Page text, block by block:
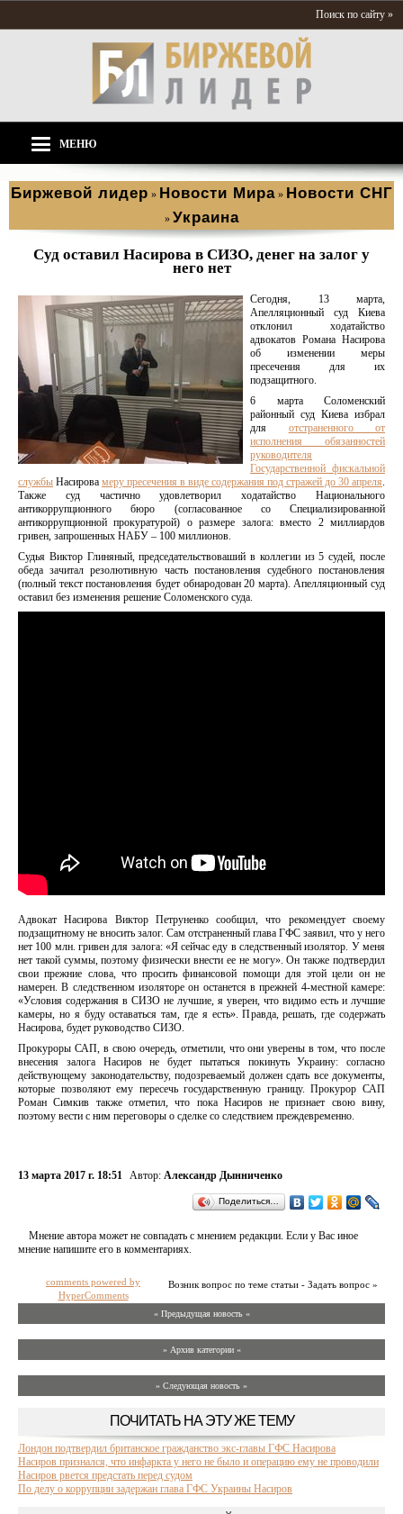
Поиск по сайту »
МЕНЮ
Биржевой лидер » Новости Мира » Новости СНГ
» Украина
Суд оставил Насирова в СИЗО, денег на залог у
него нет
Сегодня, 13 марта,
Апелляционный суд Киева
отклонил ходатайство
адвокатов Романа Насирова
об изменении меры
пресечения для их
подзащитного.
6 марта Соломенский
районный суд Киева избрал
для отстраненного от
исполнения обязанностей
руководителя
Государственной фискальной
службы Насирова меру пресечения в виде содержания под стражей до 30 апреля.
Также суд частично удовлетворил ходатайство Национального
антикоррупционного бюро (согласованное со Специализированной
антикоррупционной прокуратурой) о размере залога: вместо 2 миллиардов
гривен, запрошенных НАБУ – 100 миллионов.
Судья Виктор Глиняный, председательствоваший в коллегии из 5 судей, после
обеда зачитал резолютивную часть постановления судебного постановления
(полный текст постановления будет обнародован 20 марта). Апелляционный суд
оставил без изменения решение Соломенского суда.
Адвокат Насирова Виктор Петруненко сообщил, что рекомендует своему
подзащитному не вносить залог. Сам отстраненный глава ГФС заявил, что у него
нет 100 млн. гривен для залога: «Я сейчас еду в следственный изолятор. У меня
нет такой суммы, поэтому физически внести ее не могу». Он также подтвердил
свои прежние слова, что просить финансовой помощи для этой цели он не
намерен. В следственном изоляторе он останется в прежней 4-местной камере:
«Условия содержания в СИЗО не лучшие, я уверен, что видимо есть и лучшие
камеры, но я буду оставаться там, где я есть». Правда, решать, где содержать
Насирова, будет руководство СИЗО.
Прокуроры САП, в свою очередь, отметили, что они уверены в том, что после
внесения залога Насиров не будет пытаться покинуть Украину: согласно
действующему законодательству, подозреваемый должен сдать все документы,
которые позволяют ему пересечь государственную границу. Прокурор САП
Роман Симкив также отметил, что пока Насиров не признает свою вину,
поэтому вести с ним переговоры о сделке со следствием преждевременно.
13 марта 2017 г. 18:51 Автор: Александр Дынниченко
Поделиться…
Мнение автора может не совпадать с мнением редакции. Если у Вас иное
мнение напишите его в комментариях.
Возник вопрос по теме статьи - Задать вопрос »
comments powered by
HyperComments
« Предыдущая новость «
» Архив категории «
» Следующая новость »
ПОЧИТАТЬ НА ЭТУ ЖЕ ТЕМУ
Лондон подтвердил британское гражданство экс-главы ГФС Насирова
Насиров признался, что инфаркта у него не было и операцию ему не проводили
Насиров рвется предстать перед судом
По делу о коррупции задержан глава ГФС Украины Насиров